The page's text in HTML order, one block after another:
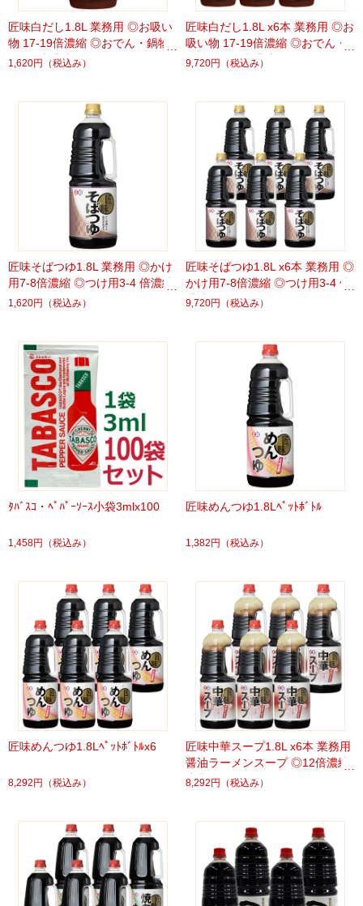
匠味白だし1.8L 業務用 ◎お吸い
物 17-19倍濃縮 ◎おでん・鍋物
10-11倍濃縮
1,620円 （税込み）
匠味白だし1.8L x6本 業務用 ◎お
吸い物 17-19倍濃縮 ◎おでん・
鍋物 10-11倍濃縮
9,720円 （税込み）
匠味そばつゆ1.8L 業務用 ◎かけ
用7-8倍濃縮 ◎つけ用3-4 倍濃縮
1,620円 （税込み）
匠味そばつゆ1.8L x6本 業務用 ◎
かけ用7-8倍濃縮 ◎つけ用3-4 倍
濃縮
9,720円 （税込み）
ﾀﾊﾞｽｺ・ﾍﾟﾊﾟｰｿｰｽ小袋3mlx100
1,458円 （税込み）
匠味めんつゆ1.8Lﾍﾟｯﾄﾎﾞﾄﾙ
1,382円 （税込み）
匠味めんつゆ1.8Lﾍﾟｯﾄﾎﾞﾄﾙx6
8,292円 （税込み）
匠味中華スープ1.8L x6本 業務用
醤油ラーメンスープ ◎12倍濃縮
本品27ml+湯300ml
8,292円 （税込み）